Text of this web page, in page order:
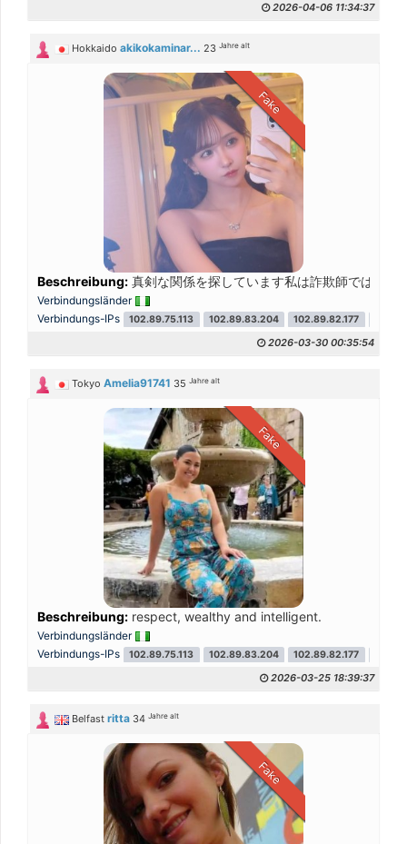
2026-04-06 11:34:37
Hokkaido akikokaminar... 23Jahre alt
Fake
Beschreibung: 真剣な関係を探しています私は詐欺師ではなく
Verbindungsländer
Verbindungs-IPs
102.89.75.113 102.89.83.204 102.89.82.177
2026-03-30 00:35:54
Tokyo Amelia91741 35Jahre alt
Fake
Beschreibung: respect, wealthy and intelligent.
Verbindungsländer
Verbindungs-IPs
102.89.75.113 102.89.83.204 102.89.82.177
2026-03-25 18:39:37
Belfast ritta 34Jahre alt
Fake